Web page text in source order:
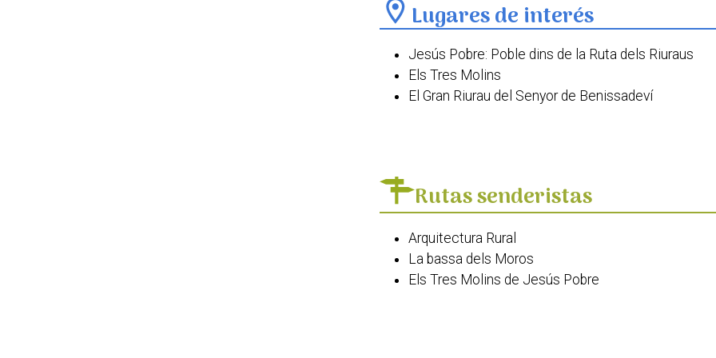
location_on Lugares de interés
Jesús Pobre: Poble dins de la Ruta dels Riuraus
Els Tres Molins
El Gran Riurau del Senyor de Benissadeví
Rutas senderistas
Arquitectura Rural
La bassa dels Moros
Els Tres Molins de Jesús Pobre